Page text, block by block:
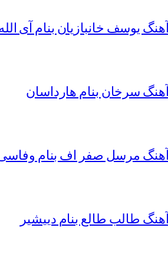
یوسف خانبازیان بنام آی
آهنگ سرخان بنام هارداسان
آهنگ مرسل صفر اف بنام
آهنگ طالب طالع بنام دییشیر